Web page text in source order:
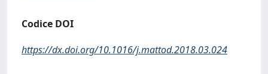
Codice DOI
https://dx.doi.org/10.1016/j.mattod.2018.03.024